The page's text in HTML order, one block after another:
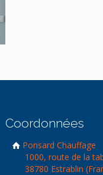
Coordonnées
Ponsard Chauffage
1000, route de la
38780 Estrablin